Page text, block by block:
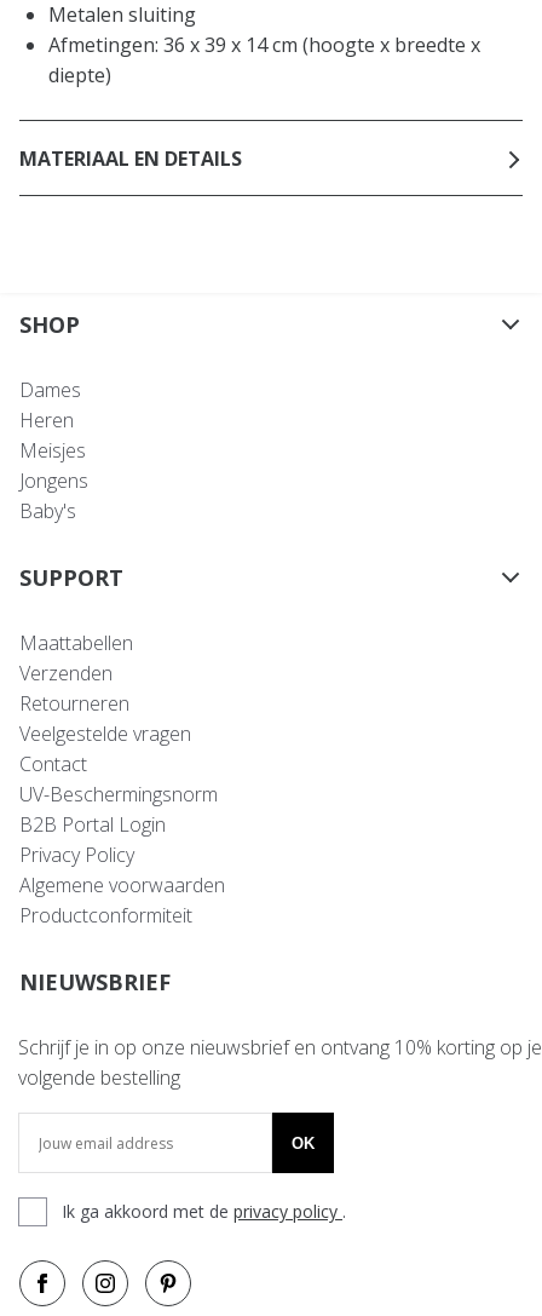
Metalen sluiting
Afmetingen: 36 x 39 x 14 cm (hoogte x breedte x
diepte)
MATERIAAL EN DETAILS
SHOP
Dames
Heren
Meisjes
Jongens
Baby's
SUPPORT
Maattabellen
Verzenden
Retourneren
Veelgestelde vragen
Contact
UV-Beschermingsnorm
B2B Portal Login
Privacy Policy
Algemene voorwaarden
Productconformiteit
NIEUWSBRIEF
Schrijf je in op onze nieuwsbrief en ontvang 10% korting op je
volgende bestelling
OK
Ik ga akkoord met de privacy policy .